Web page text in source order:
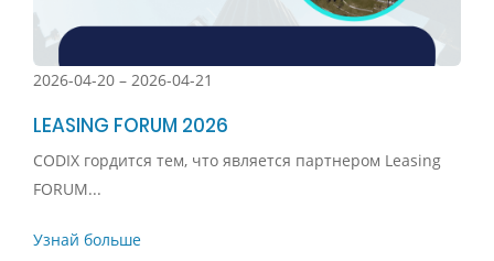
2026-04-20 – 2026-04-21
LEASING FORUM 2026
CODIX гордится тем, что является партнером Leasing
FORUM...
Узнай больше